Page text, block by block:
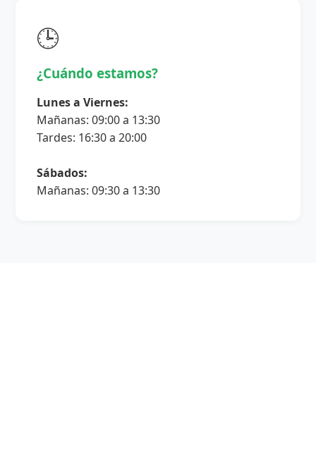
🕒
¿Cuándo estamos?
Lunes a Viernes:
Mañanas: 09:00 a 13:30
Tardes: 16:30 a 20:00
Sábados:
Mañanas: 09:30 a 13:30